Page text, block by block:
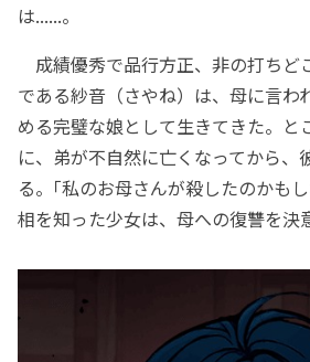
は......。
成績優秀で品行方正、非の打ちど
である紗音（さやね）は、母に言わ
める完璧な娘として生きてきた。と
に、弟が不自然に亡くなってから、
る。｢私のお母さんが殺したのかも
相を知った少女は、母への復讐を決意